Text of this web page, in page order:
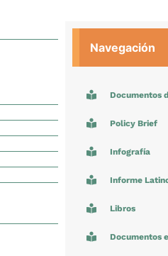
Navegación
Documentos
Policy Brief
Infografía
Informe
Libros
Documentos